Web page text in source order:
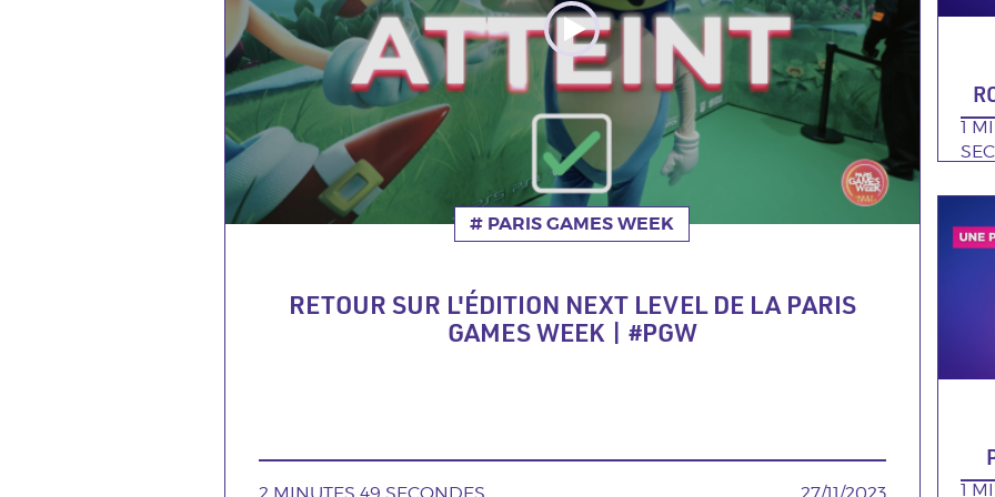
THÉMATIQUE
# PARIS GAMES WEEK
RETOUR SUR L'ÉDITION NEXT LEVEL DE LA PARIS
GAMES WEEK | #PGW
2 MINUTES 49 SECONDES 27/11/2023
1
de
1